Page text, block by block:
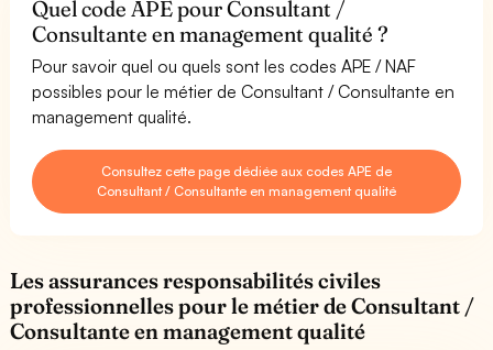
Quel code APE pour Consultant /
Consultante en management qualité ?
Pour savoir quel ou quels sont les codes APE / NAF
possibles pour le métier de Consultant / Consultante en
management qualité.
Consultez cette page dédiée aux codes APE de
Consultant / Consultante en management qualité
Les assurances responsabilités civiles
professionnelles pour le métier de Consultant /
Consultante en management qualité